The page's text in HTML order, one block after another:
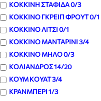
ΚΟΚΚΙΝΗ ΣΤΑΦΙΔΑ0/3
ΚΟΚΚΙΝΟ ΓΚΡΕΙΠ ΦΡΟΥΤ0/1
ΚΟΚΚΙΝΟ ΛΙΤΣΙ0/1
ΚΟΚΚΙΝΟ ΜΑΝΤΑΡΙΝΙ3/4
ΚΟΚΚΙΝΟ ΜΗΛΟ0/3
ΚΟΛΙΑΝΔΡΟΣ14/20
ΚΟΥΜ ΚΟΥΑΤ3/4
ΚΡΑΝΜΠΕΡΙ1/3